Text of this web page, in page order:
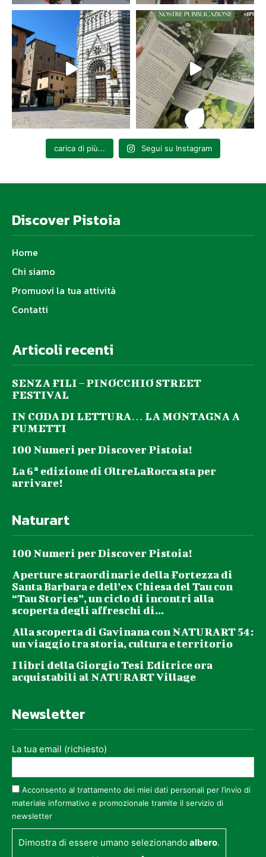
carica di più... Segui su Instagram
Discover Pistoia
Home
Chi siamo
Promuovi la tua attività
Contatti
Articoli recenti
SENZA FILI – PINOCCHIO STREET
FESTIVAL
IN CODA DI LETTURA… LA MONTAGNA A
FUMETTI
100 Numeri per Discover Pistoia!
La 6ª edizione di OltreLaRocca sta per
arrivare!
Naturart
100 Numeri per Discover Pistoia!
Aperture straordinarie della Fortezza di
Santa Barbara e dell’ex Chiesa del Tau con
“Tau Stories”, un ciclo di incontri alla
scoperta degli affreschi di...
Alla scoperta di Gavinana con NATURART 54:
un viaggio tra storia, cultura e territorio
I libri della Giorgio Tesi Editrice ora
acquistabili al NATURART Village
Newsletter
La tua email (richiesto)
Acconsento al trattamento dei miei dati personali per l’invio di
materiale informativo e promozionale tramite il servizio di
newsletter
Dimostra di essere umano selezionandoalbero.